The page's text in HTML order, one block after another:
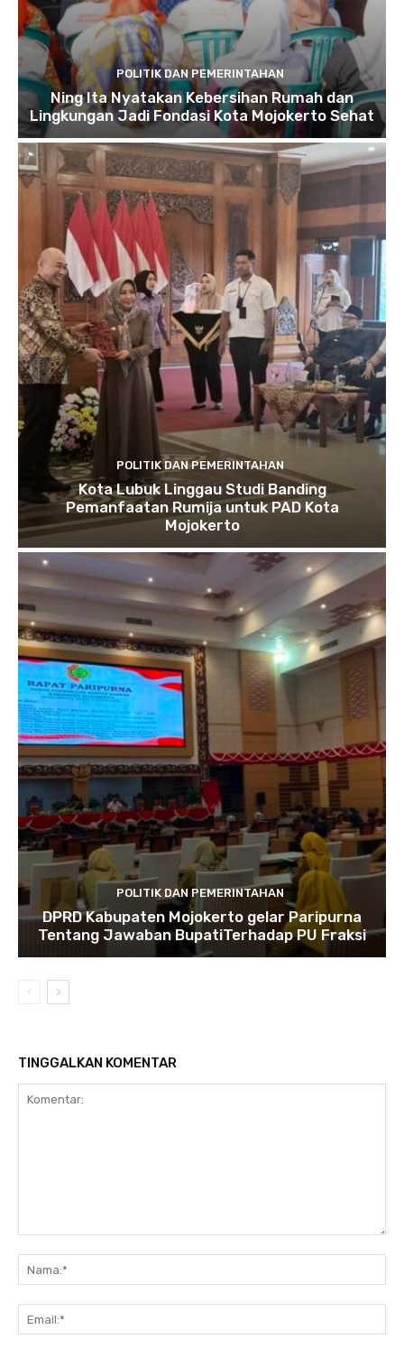
POLITIK DAN PEMERINTAHAN
Ning Ita Nyatakan Kebersihan Rumah dan
Lingkungan Jadi Fondasi Kota Mojokerto Sehat
POLITIK DAN PEMERINTAHAN
Kota Lubuk Linggau Studi Banding
Pemanfaatan Rumija untuk PAD Kota
Mojokerto
POLITIK DAN PEMERINTAHAN
DPRD Kabupaten Mojokerto gelar Paripurna
Tentang Jawaban BupatiTerhadap PU Fraksi
TINGGALKAN KOMENTAR